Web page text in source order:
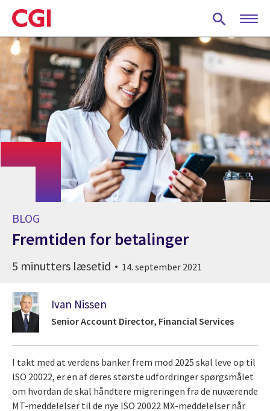
Skip
to
main
content
BLOG
Fremtiden for betalinger
5 minutters læsetid 14. september 2021
Ivan Nissen
Senior Account Director, Financial Services
I takt med at verdens banker frem mod 2025 skal leve op til
ISO 20022, er en af deres største udfordringer spørgsmålet
om hvordan de skal håndtere migreringen fra de nuværende
MT-meddelelser til de nye ISO 20022 MX-meddelelser når